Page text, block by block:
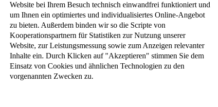
Baukostenrechner
Das ARGISOL-Team hat für Sie als angehende Bauherren einen
Baukostenrechner entwickelt, der Ihnen eine grobe Übersicht
Website bei Ihrem Besuch technisch einwandfrei funktioniert und
um Ihnen ein optimiertes und individualisiertes Online-Angebot
zu bieten. Außerdem binden wir so die Scripte von
Kooperationspartnern für Statistiken zur Nutzung unserer
Website, zur Leistungsmessung sowie zum Anzeigen relevanter
Inhalte ein. Durch Klicken auf "Akzeptieren" stimmen Sie dem
Einsatz von Cookies und ähnlichen Technologien zu den
vorgenannten Zwecken zu.